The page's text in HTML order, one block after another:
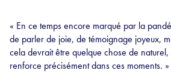
« En ce temps encore marqué par la
de parler de joie, de témoignage joyeux,
cela devrait être quelque chose de
renforce précisément dans ces moments. »